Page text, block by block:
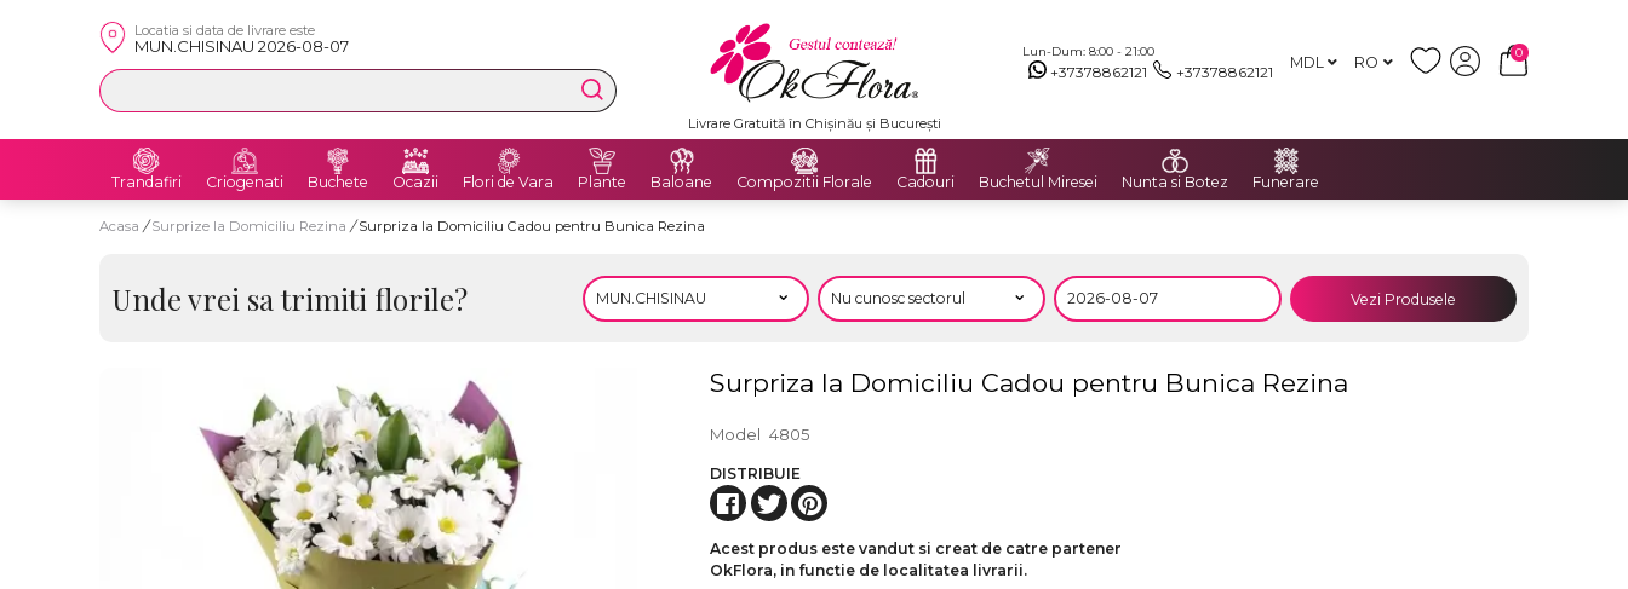
Locatia si data de livrare este
MUN.CHISINAU 2026-08-07 Lun-Dum: 8:00 - 21:00
+37378862121 +37378862121 MDL RO
0
Livrare Gratuită în Chișinău și București
Trandafiri Criogenati Buchete Ocazii Flori de Vara Plante Baloane Compozitii Florale Cadouri Buchetul Miresei Nunta si Botez Funerare
Acasa / Surprize la Domiciliu Rezina / Surpriza la Domiciliu Cadou pentru Bunica Rezina
Unde vrei sa trimiti florile? Vezi Produsele
Surpriza la Domiciliu Cadou pentru Bunica Rezina
Model 4805
DISTRIBUIE
Acest produs este vandut si creat de catre partener
OkFlora, in functie de localitatea livrarii.